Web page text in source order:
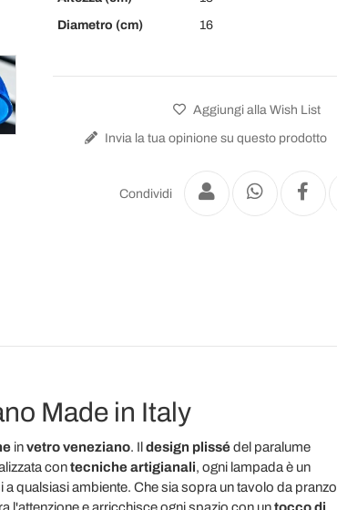
Diametro (cm)
16
Aggiungi alla Wish List
Invia la tua opinione su questo prodotto
Condividi
Made in Italy
invetro veneziano. Il design plissédel paralume
contecniche artigianali, ogni lampada è un
qualsiasi ambiente. Che sia sopra un tavolo da pranzo